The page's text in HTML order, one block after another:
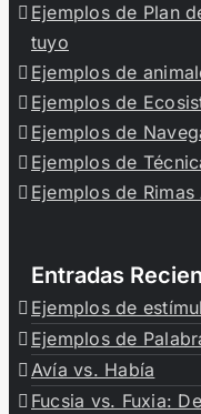
Ejemplos de Plan
tuyo
Ejemplos de
Ejemplos de
Ejemplos de
Ejemplos de
Ejemplos de Rimas
Entradas
Ejemplos de
Ejemplos de
Avía vs. Había
Fucsia vs. Fuxia: